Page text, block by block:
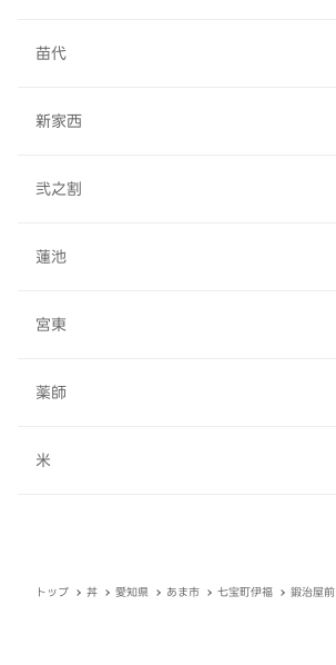
苗代
新家西
弐之割
蓮池
宮東
薬師
米
トップ 丼 愛知県 あま市 七宝町伊福 鍛治屋前